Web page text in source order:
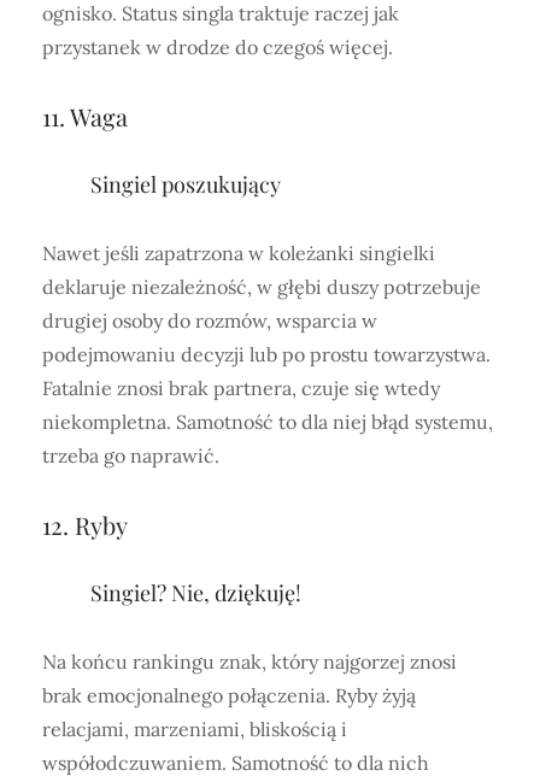
ognisko. Status singla traktuje raczej jak
przystanek w drodze do czegoś więcej.
11. Waga
Singiel poszukujący
Nawet jeśli zapatrzona w koleżanki singielki
deklaruje niezależność, w głębi duszy potrzebuje
drugiej osoby do rozmów, wsparcia w
podejmowaniu decyzji lub po prostu towarzystwa.
Fatalnie znosi brak partnera, czuje się wtedy
niekompletna. Samotność to dla niej błąd systemu,
trzeba go naprawić.
12. Ryby
Singiel? Nie, dziękuję!
Na końcu rankingu znak, który najgorzej znosi
brak emocjonalnego połączenia. Ryby żyją
relacjami, marzeniami, bliskością i
współodczuwaniem. Samotność to dla nich